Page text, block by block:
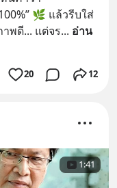
🌿 แล้วรีบใส่
พดี... แต่จร... อ่าน
20 12
1:41